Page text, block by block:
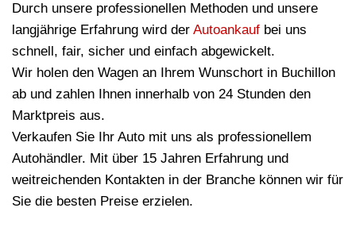
Durch unsere professionellen Methoden und unsere
langjährige Erfahrung wird der Autoankauf bei uns
schnell, fair, sicher und einfach abgewickelt.
Wir holen den Wagen an Ihrem Wunschort in Buchillon
ab und zahlen Ihnen innerhalb von 24 Stunden den
Marktpreis aus.
Verkaufen Sie Ihr Auto mit uns als professionellem
Autohändler. Mit über 15 Jahren Erfahrung und
weitreichenden Kontakten in der Branche können wir für
Sie die besten Preise erzielen.